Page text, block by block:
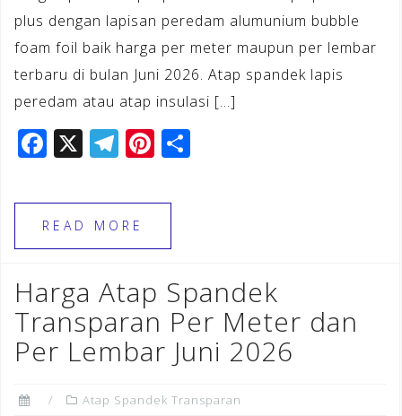
plus dengan lapisan peredam alumunium bubble
foam foil baik harga per meter maupun per lembar
terbaru di bulan Juni 2026. Atap spandek lapis
peredam atau atap insulasi […]
F
c
e
b
o
o
k
X T
e
gr
a
m
Pi
te
e
st
READ MORE
Harga Atap Spandek
Transparan Per Meter dan
Per Lembar Juni 2026
Atap Spandek Transparan